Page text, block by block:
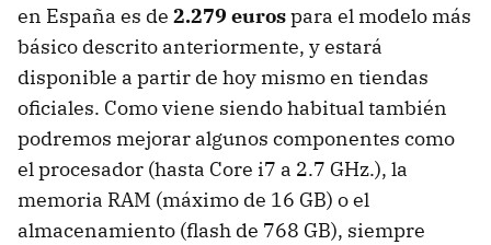
en España es de 2.279 eurospara el modelo más
básico descrito anteriormente, y estará
disponible a partir de hoy mismo en tiendas
oficiales. Como viene siendo habitual también
podremos mejorar algunos componentes como
el procesador (hasta Core i7 a 2.7 GHz.), la
memoria RAM (máximo de 16 GB) o el
almacenamiento (flash de 768 GB), siempre